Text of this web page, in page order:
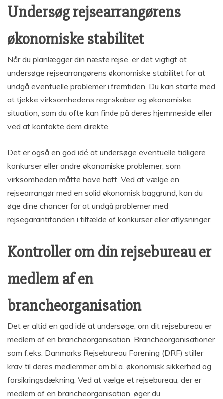
Undersøg rejsearrangørens
økonomiske stabilitet
Når du planlægger din næste rejse, er det vigtigt at
undersøge rejsearrangørens økonomiske stabilitet for at
undgå eventuelle problemer i fremtiden. Du kan starte med
at tjekke virksomhedens regnskaber og økonomiske
situation, som du ofte kan finde på deres hjemmeside eller
ved at kontakte dem direkte.
Det er også en god idé at undersøge eventuelle tidligere
konkurser eller andre økonomiske problemer, som
virksomheden måtte have haft. Ved at vælge en
rejsearrangør med en solid økonomisk baggrund, kan du
øge dine chancer for at undgå problemer med
rejsegarantifonden i tilfælde af konkurser eller aflysninger.
Kontroller om din rejsebureau er
medlem af en
brancheorganisation
Det er altid en god idé at undersøge, om dit rejsebureau er
medlem af en brancheorganisation. Brancheorganisationer
som f.eks. Danmarks Rejsebureau Forening (DRF) stiller
krav til deres medlemmer om bl.a. økonomisk sikkerhed og
forsikringsdækning. Ved at vælge et rejsebureau, der er
medlem af en brancheorganisation, øger du